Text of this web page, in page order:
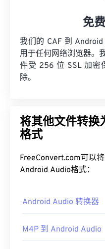
免
我们的 CAF 到
用于任何网络浏览器。
件受 256 位 SSL 加密
除。
将其他文件转
格式
FreeConvert.com可以
Android Audio格式：
Android Audio 转换器
M4P 到 Android Audio